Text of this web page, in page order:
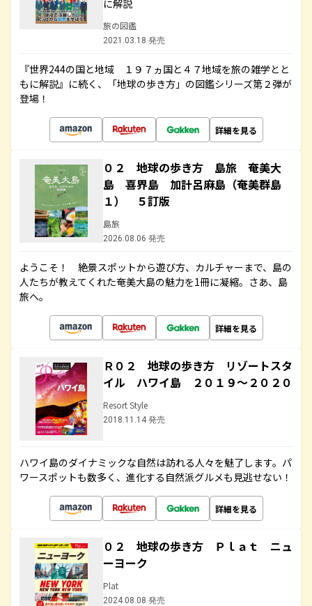
に解説
旅の図鑑
2021.03.18 発売
『世界244の国と地域 １９７ヵ国と４７地域を旅の雑学とと
もに解説』に続く、「地球の歩き方」の図鑑シリーズ第２弾が
登場！
詳細を見る
０２ 地球の歩き方 島旅 奄美大
島 喜界島 加計呂麻島（奄美群島
１） ５訂版
島旅
2026.08.06 発売
ようこそ！ 絶景スポットから遊び方、カルチャーまで、島の
人たちが教えてくれた奄美大島の魅力を1冊に凝縮。さあ、島
旅へ。
詳細を見る
Ｒ０２ 地球の歩き方 リゾートスタ
イル ハワイ島 ２０１９～２０２０
Resort Style
2018.11.14 発売
ハワイ島のダイナミックな自然は訪れる人々を魅了します。パ
ワースポットも数多く、進化する自然派グルメも見逃せない！
詳細を見る
０２ 地球の歩き方 Ｐｌａｔ ニュ
ーヨーク
Plat
2024.08.08 発売